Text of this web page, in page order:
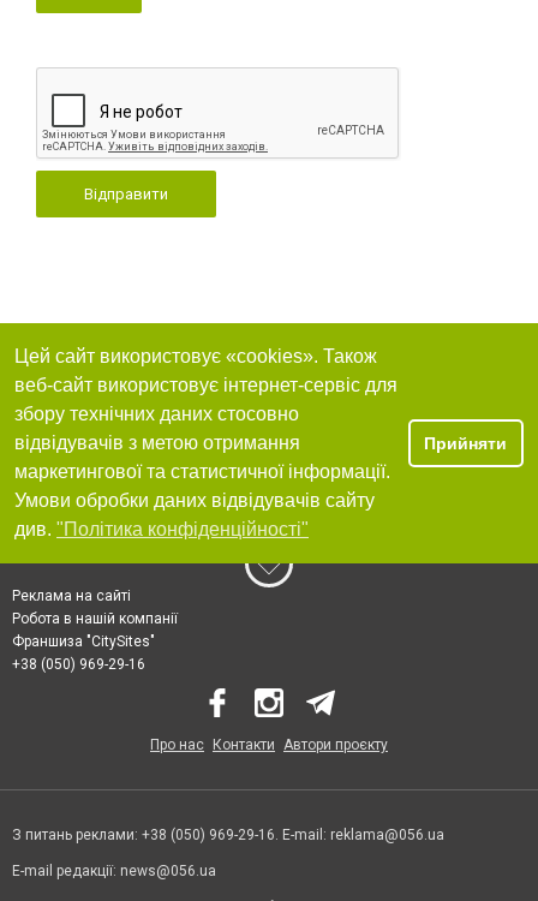
Відправити
Цей сайт використовує «cookies». Також
веб-сайт використовує інтернет-сервіс для
збору технічних даних стосовно
відвідувачів з метою отримання
маркетингової та статистичної інформації.
Умови обробки даних відвідувачів сайту
див. "Політика конфіденційності"
Прийняти
Реклама на сайті
Робота в нашій компанії
Франшиза "CitySites"
+38 (050) 969-29-16
Про нас Контакти Автори проєкту
З питань реклами: +38 (050) 969-29-16. E-mail: reklama@056.ua
E-mail редакції: news@056.ua